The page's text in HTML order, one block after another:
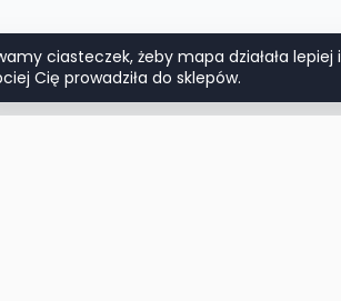
ciasteczek, żeby mapa działała lepiej i
Cię prowadziła do sklepów.